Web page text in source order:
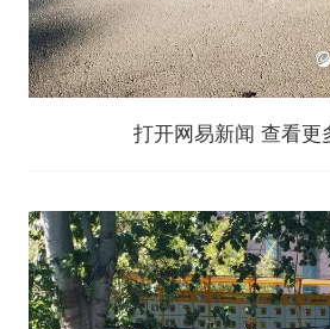
打开网易新闻 查看更